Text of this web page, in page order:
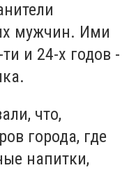
мужчин. Ими
и 24-х годов -
что,
города, где
напитки,